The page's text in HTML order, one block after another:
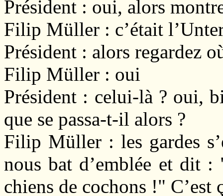
Président : oui, alors
Filip Müller : c’était
Président : alors regardez
Filip Müller : oui
Président : celui-là ? oui,
que se passa-t-il alors ?
Filip Müller : les gardes
nous bat d’emblée et dit
chiens de cochons !" C’est